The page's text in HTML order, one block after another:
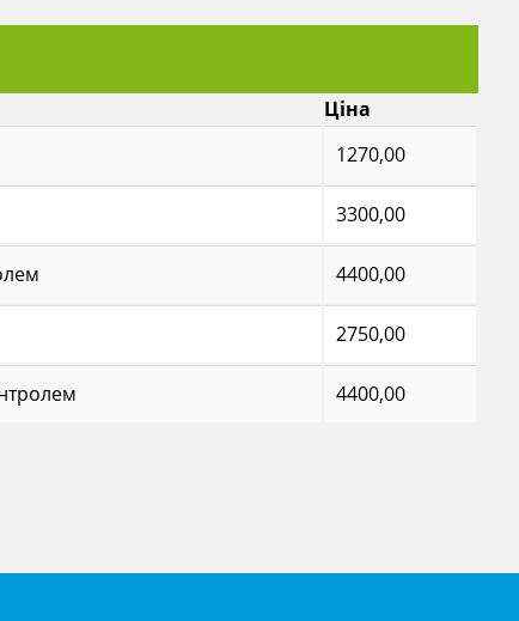
Ціна
1270,00
3300,00
4400,00
2750,00
4400,00